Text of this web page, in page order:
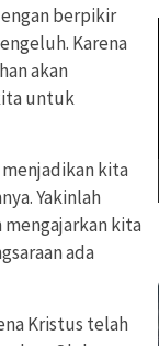
berpikir
Karena
akan
untuk
kita
Yakinlah
kita
ada
Kristus telah